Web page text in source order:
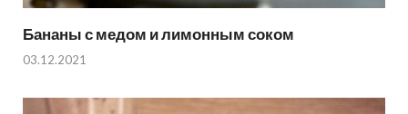
Бананы с медом и лимонным соком
03.12.2021